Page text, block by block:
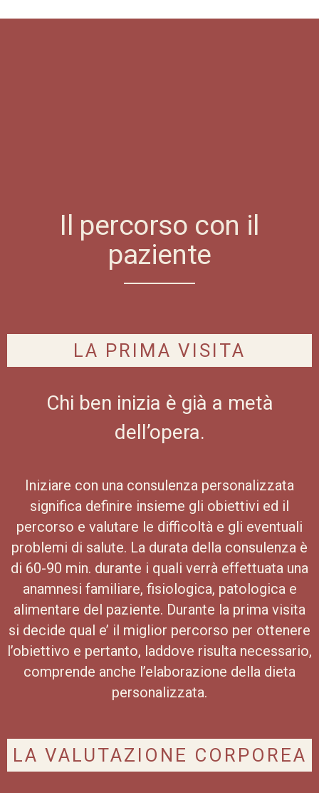
Il percorso con il
paziente
LA PRIMA VISITA
Chi ben inizia è già a metà
dell’opera.
Iniziare con una consulenza personalizzata
significa definire insieme gli obiettivi ed il
percorso e valutare le difficoltà e gli eventuali
problemi di salute. La durata della consulenza è
di 60-90 min. durante i quali verrà effettuata una
anamnesi familiare, fisiologica, patologica e
alimentare del paziente. Durante la prima visita
si decide qual e’ il miglior percorso per ottenere
l’obiettivo e pertanto, laddove risulta necessario,
comprende anche l’elaborazione della dieta
personalizzata.
LA VALUTAZIONE CORPOREA